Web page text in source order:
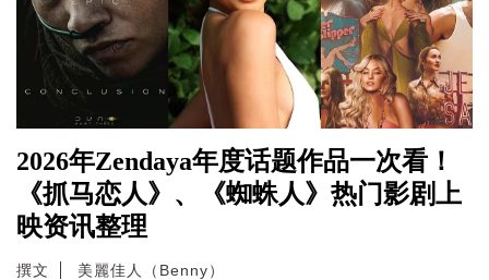
2026年Zendaya年度话题作品一次看！
《抓马恋人》、《蜘蛛人》热门影剧上
映资讯整理
撰文 美麗佳人（Benny）